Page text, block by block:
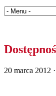
20 marca 2012